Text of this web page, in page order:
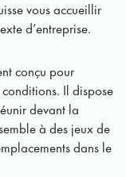
vous accueillir
d’entreprise.
conçu pour
Il dispose
devant la
à des jeux de
dans le